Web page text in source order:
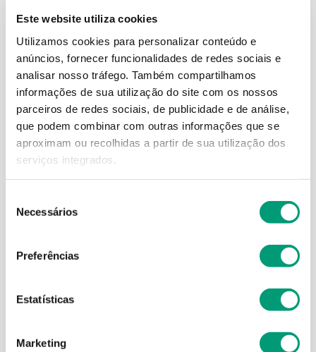
Este website utiliza cookies
Utilizamos cookies para personalizar conteúdo e
anúncios, fornecer funcionalidades de redes sociais e
analisar nosso tráfego. Também compartilhamos
informações de sua utilização do site com os nossos
parceiros de redes sociais, de publicidade e de análise,
que podem combinar com outras informações que se
aproximam ou recolhidas a partir de sua utilização dos
serviços integrados.
Necessários
Preferências
Estatísticas
Marketing
Fralda Cueca T5 10-15kg
32,55
Cueca Absorvente T10 35-
ADICIONAR